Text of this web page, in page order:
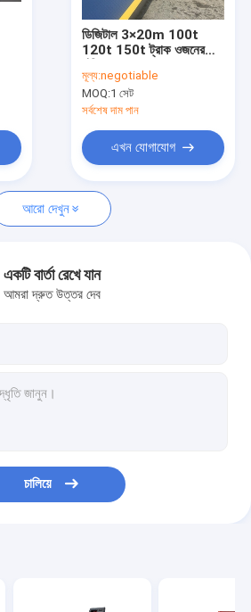
ডিজিটাল 3×20m 100t
120t 150t ট্রাক ওজনের
মূল্য:negotiable
MOQ:1 সেট
সর্বশেষ দাম পান
এখন যোগাযোগ
আরো দেখুন
একটি বার্তা রেখে যান
আমরা দ্রুত উত্তর দেব
চালিয়ে